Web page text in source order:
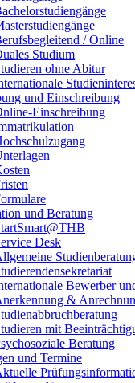
/ Online
Studium
ohne Abitur
und Einschreibung
Einschreibung
und Beratung
Desk
Bewerber
&
mit
Beratung
und Termine